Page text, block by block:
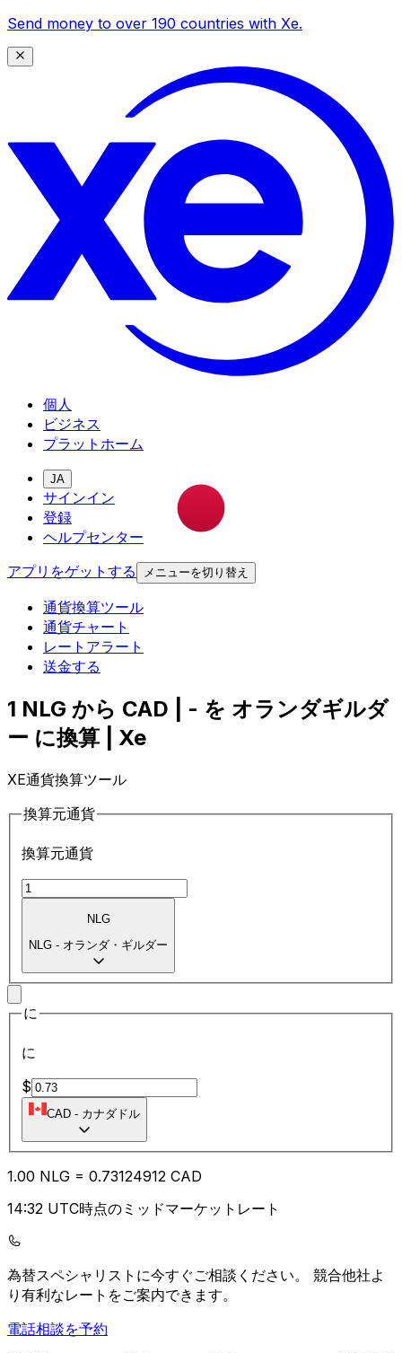
Send money to over 190 countries with Xe.
個人
ビジネス
プラットホーム
JA
サインイン
登録
ヘルプセンター
アプリをゲットする
メニューを切り替え
通貨換算ツール
通貨チャート
レートアラート
送金する
1 NLG から CAD | - を オランダギルダ
ー に換算 | Xe
XE通貨換算ツール
換算元通貨
換算元通貨
NLG
NLG - オランダ・ギルダー
に
に
$
CAD - カナダドル
1.00 NLG = 0.73124912 CAD
14:32 UTC時点のミッドマーケットレート
為替スペシャリストに今すぐご相談ください。 競合他社よ
り有利なレートをご案内できます。
電話相談を予約